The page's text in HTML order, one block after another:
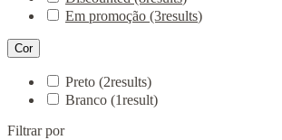
Em promoção (3results)
Cor
Preto (2results)
Branco (1result)
Filtrar por